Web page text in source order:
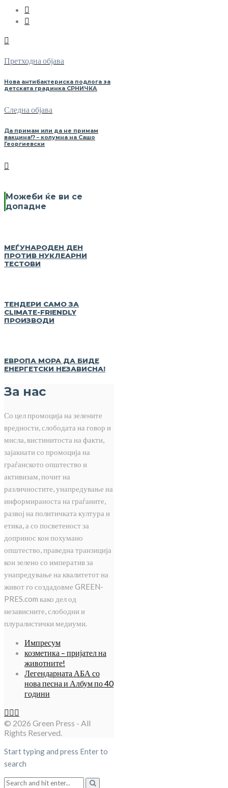
Претходна објава
Нова антибактериска подлога за
детската градинка СРНИЧКА
Следна објава
Да примам или да не примам
вакцина!? – колумна на Сашо
Георгиевски
Можеби ќе ви се
допадне
МЕЃУНАРОДЕН ДЕН
ПРОТИВ НУКЛЕАРНИ
ТЕСТОВИ
ТЕНДЕРИ САМО ЗА
CLIMATE-FRIENDLY
ПРОИЗВОДИ
ЕВРОПА МОРА ДА БИДЕ
ЕНЕРГЕТСКИ НЕЗАВИСНА!
За нас
Со цел промоција на зелените
вредности, слободата на говор и
мисла, вистинитоста на факти,
зајакнати со промоција на
граѓанското општество и
активизам, почит на
различностите, унапредување на
информираноста на граѓаните,
развој на политичката култура и
етика, а со посветеност за
допринос кон похумано
општество, праведна транзиција
кон зелено со императив за
унапредување на квалитетот на
живот го создадовме GREEN-
PRES.com како дел од
независните, слободни и
плуралистички медиуми.
Импресум
козметика – пријател на
животните!
Легендарната АБА со
нова песна и Албум по 40
години
© 2026 Green Press - All
Rights Reserved.
Start typing and press Enter to
search